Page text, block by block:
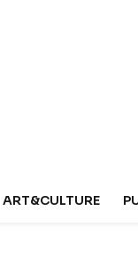
ART&CULTURE